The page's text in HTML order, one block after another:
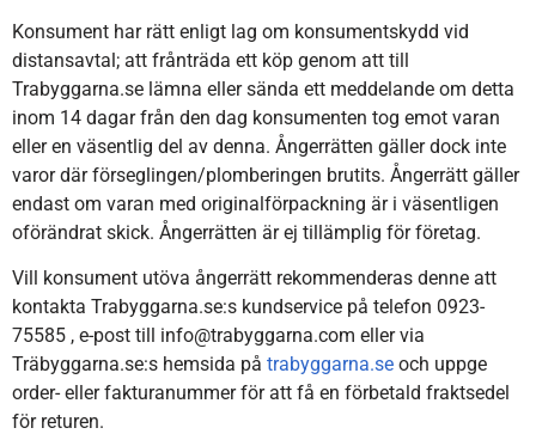
Konsument har rätt enligt lag om konsumentskydd vid
distansavtal; att frånträda ett köp genom att till
Trabyggarna.se lämna eller sända ett meddelande om detta
inom 14 dagar från den dag konsumenten tog emot varan
eller en väsentlig del av denna. Ångerrätten gäller dock inte
varor där förseglingen/plomberingen brutits. Ångerrätt gäller
endast om varan med originalförpackning är i väsentligen
oförändrat skick. Ångerrätten är ej tillämplig för företag.
Vill konsument utöva ångerrätt rekommenderas denne att
kontakta Trabyggarna.se:s kundservice på telefon 0923-
75585 , e-post till info@trabyggarna.com eller via
Träbyggarna.se:s hemsida på trabyggarna.se och uppge
order- eller fakturanummer för att få en förbetald fraktsedel
för returen.